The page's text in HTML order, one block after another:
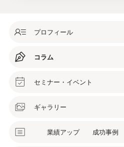
プロフィール
コラム
セミナー・イベント
ギャラリー
業績アップ 成功事例